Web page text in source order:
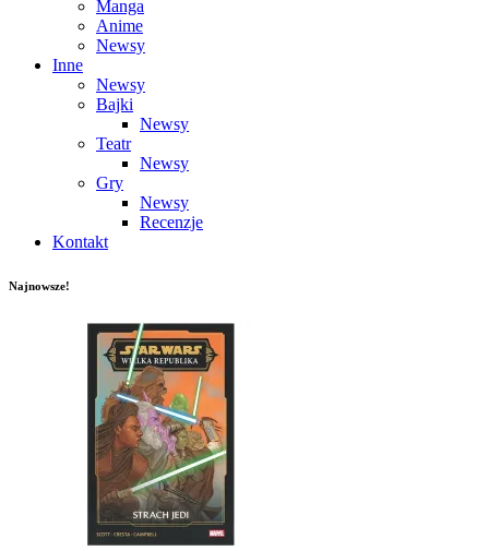
Manga
Anime
Newsy
Inne
Newsy
Bajki
Newsy
Teatr
Newsy
Gry
Newsy
Recenzje
Kontakt
Najnowsze!